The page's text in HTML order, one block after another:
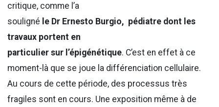
critique, comme l’a
souligné le Dr Ernesto Burgio, pédiatre dont les
travaux portent en
particulier sur l’épigénétique. C’est en effet à ce
moment-là que se joue la différenciation cellulaire.
Au cours de cette période, des processus très
fragiles sont en cours. Une exposition même à de